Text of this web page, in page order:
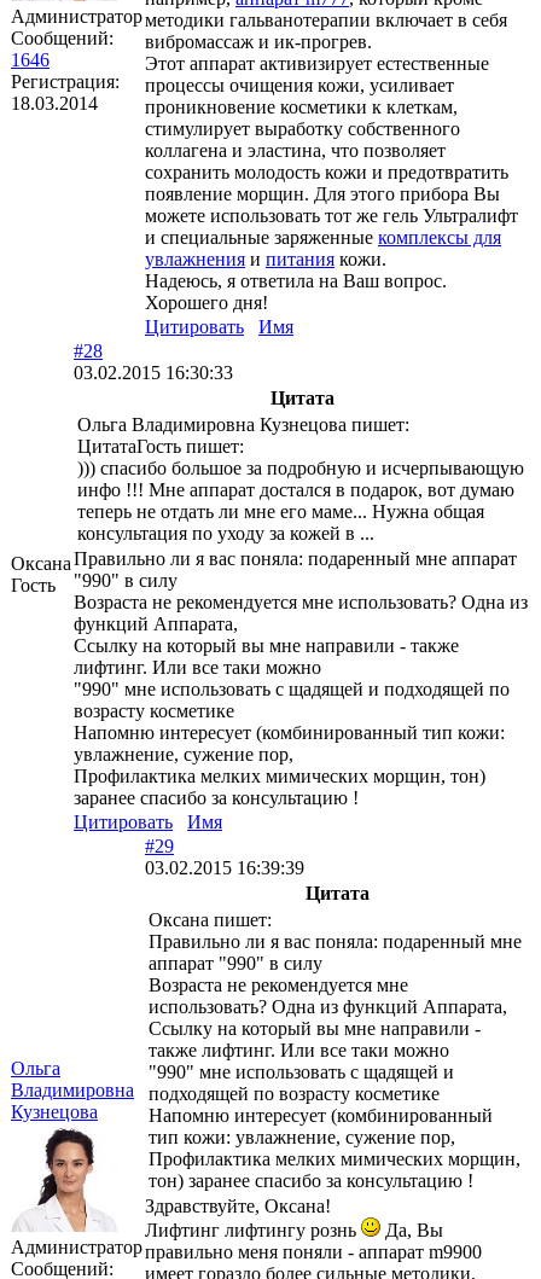
Администратор
Сообщений:
1646
Регистрация:
18.03.2014
методики гальванотерапии включает в себя
вибромассаж и ик-прогрев.
Этот аппарат активизирует естественные
процессы очищения кожи, усиливает
проникновение косметики к клеткам,
стимулирует выработку собственного
коллагена и эластина, что позволяет
сохранить молодость кожи и предотвратить
появление морщин. Для этого прибора Вы
можете использовать тот же гель Ультралифт
и специальные заряженные комплексы для
увлажнения и питания кожи.
Надеюсь, я ответила на Ваш вопрос.
Хорошего дня!
Цитировать
Имя
Оксана
Гость
#28
03.02.2015 16:30:33
Цитата
Ольга Владимировна Кузнецова пишет:
ЦитатаГость пишет:
))) спасибо большое за подробную и исчерпывающую
инфо !!! Мне аппарат достался в подарок, вот думаю
теперь не отдать ли мне его маме... Нужна общая
консультация по уходу за кожей в ...
Правильно ли я вас поняла: подаренный мне аппарат
"990" в силу
Возраста не рекомендуется мне использовать? Одна из
функций Аппарата,
Ссылку на который вы мне направили - также
лифтинг. Или все таки можно
"990" мне использовать с щадящей и подходящей по
возрасту косметике
Напомню интересует (комбинированный тип кожи:
увлажнение, сужение пор,
Профилактика мелких мимических морщин, тон)
заранее спасибо за консультацию !
Цитировать
Имя
Ольга
Владимировна
Кузнецова
Администратор
Сообщений:
#29
03.02.2015 16:39:39
Цитата
Оксана пишет:
Правильно ли я вас поняла: подаренный мне
аппарат "990" в силу
Возраста не рекомендуется мне
использовать? Одна из функций Аппарата,
Ссылку на который вы мне направили -
также лифтинг. Или все таки можно
"990" мне использовать с щадящей и
подходящей по возрасту косметике
Напомню интересует (комбинированный
тип кожи: увлажнение, сужение пор,
Профилактика мелких мимических морщин,
тон) заранее спасибо за консультацию !
Здравствуйте, Оксана!
Лифтинг лифтингу рознь
Да, Вы
правильно меня поняли - аппарат m9900
имеет гораздо более сильные методики,